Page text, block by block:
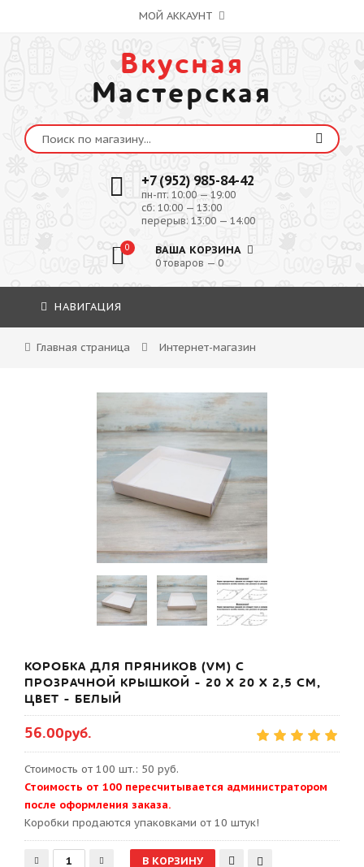
МОЙ АККАУНТ
Вкусная
Мастерская
+7 (952) 985-84-42
пн-пт: 10:00 — 19:00
сб: 10:00 — 13:00
перерыв: 13:00 — 14:00
0 ВАША КОРЗИНА
0 товаров — 0
НАВИГАЦИЯ
Главная страница Интернет-магазин
КОРОБКА ДЛЯ ПРЯНИКОВ (VM) С
ПРОЗРАЧНОЙ КРЫШКОЙ - 20 Х 20 Х 2,5 СМ,
ЦВЕТ - БЕЛЫЙ
56.00руб.
Стоимость от 100 шт.: 50 руб.
Стоимость от 100 пересчитывается администратором
после оформления заказа.
Kоробки продаются упаковками от 10 штук!